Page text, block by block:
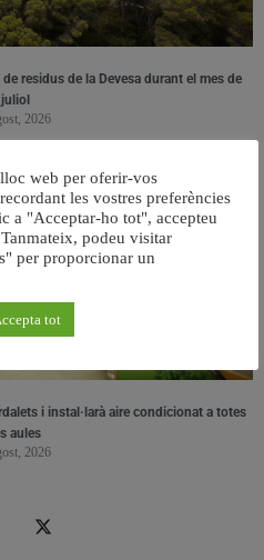
residus de la Devesa durant el mes de
juliol
2026
i instal·larà aire condicionat a totes
aules
2026
web per oferir-vos
les vostres preferències
a "Acceptar-ho tot", accepteu
podeu visitar
per proporcionar un
tot